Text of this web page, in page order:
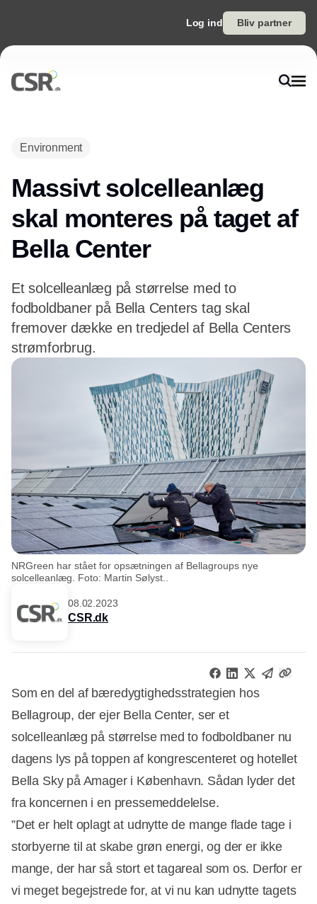
Log ind Bliv partner
Environment
Massivt solcelleanlæg
skal monteres på taget af
Bella Center
Et solcelleanlæg på størrelse med to
fodboldbaner på Bella Centers tag skal
fremover dække en tredjedel af Bella Centers
strømforbrug.
NRGreen har stået for opsætningen af Bellagroups nye
solcelleanlæg. Foto: Martin Sølyst..
08.02.2023
CSR.dk
Som en del af bæredygtighedsstrategien hos
Bellagroup, der ejer Bella Center, ser et
solcelleanlæg på størrelse med to fodboldbaner nu
dagens lys på toppen af kongrescenteret og hotellet
Bella Sky på Amager i København. Sådan lyder det
fra koncernen i en pressemeddelelse.
”Det er helt oplagt at udnytte de mange flade tage i
storbyerne til at skabe grøn energi, og der er ikke
mange, der har så stort et tagareal som os. Derfor er
vi meget begejstrede for, at vi nu kan udnytte tagets